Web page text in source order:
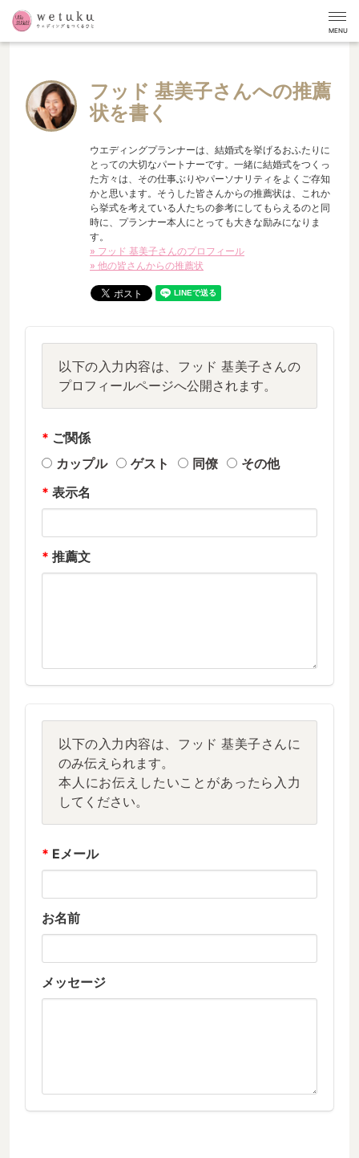
MENU
フッド 基美子さんへの推薦
状を書く
ウエディングプランナーは、結婚式を挙げるおふたりに
とっての大切なパートナーです。一緒に結婚式をつくっ
た方々は、その仕事ぶりやパーソナリティをよくご存知
かと思います。そうした皆さんからの推薦状は、これか
ら挙式を考えている人たちの参考にしてもらえるのと同
時に、プランナー本人にとっても大きな励みになりま
す。
» フッド 基美子さんのプロフィール
» 他の皆さんからの推薦状
以下の入力内容は、フッド 基美子さんの
プロフィールページへ公開されます。
* ご関係
カップル
ゲスト 同僚
その他
* 表示名
* 推薦文
以下の入力内容は、フッド 基美子さんに
のみ伝えられます。
本人にお伝えしたいことがあったら入力
してください。
* Eメール
お名前
メッセージ